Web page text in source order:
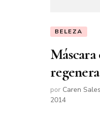
BELEZA
por Caren Sales
2014